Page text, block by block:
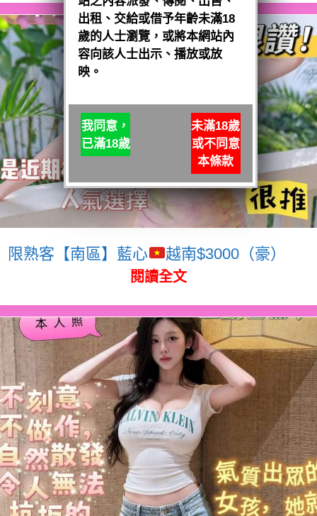
限熟客【南區】藍心 越南$3000（豪）
閱讀全文
出租、交給或借予年齡未滿18
歲的人士瀏覽，或將本網站內
容向該人士出示、播放或放
映。
我同意，
已滿18歲
未滿18歲
或不同意
本條款